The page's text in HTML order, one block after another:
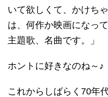
いて欲しくて、かけち
は、何作か映画になっ
主題歌、名曲です。」
ホントに好きなのね～♪
これからしばらく70年